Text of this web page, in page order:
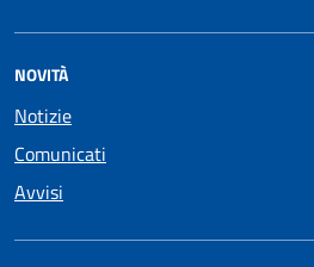
NOVITÀ
Notizie
Comunicati
Avvisi